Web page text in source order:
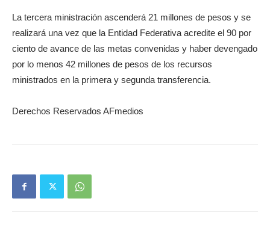
La tercera ministración ascenderá 21 millones de pesos y se
realizará una vez que la Entidad Federativa acredite el 90 por
ciento de avance de las metas convenidas y haber devengado
por lo menos 42 millones de pesos de los recursos
ministrados en la primera y segunda transferencia.
Derechos Reservados AFmedios